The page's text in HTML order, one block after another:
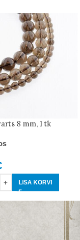
8 mm, 1 tk
LISA KORVI